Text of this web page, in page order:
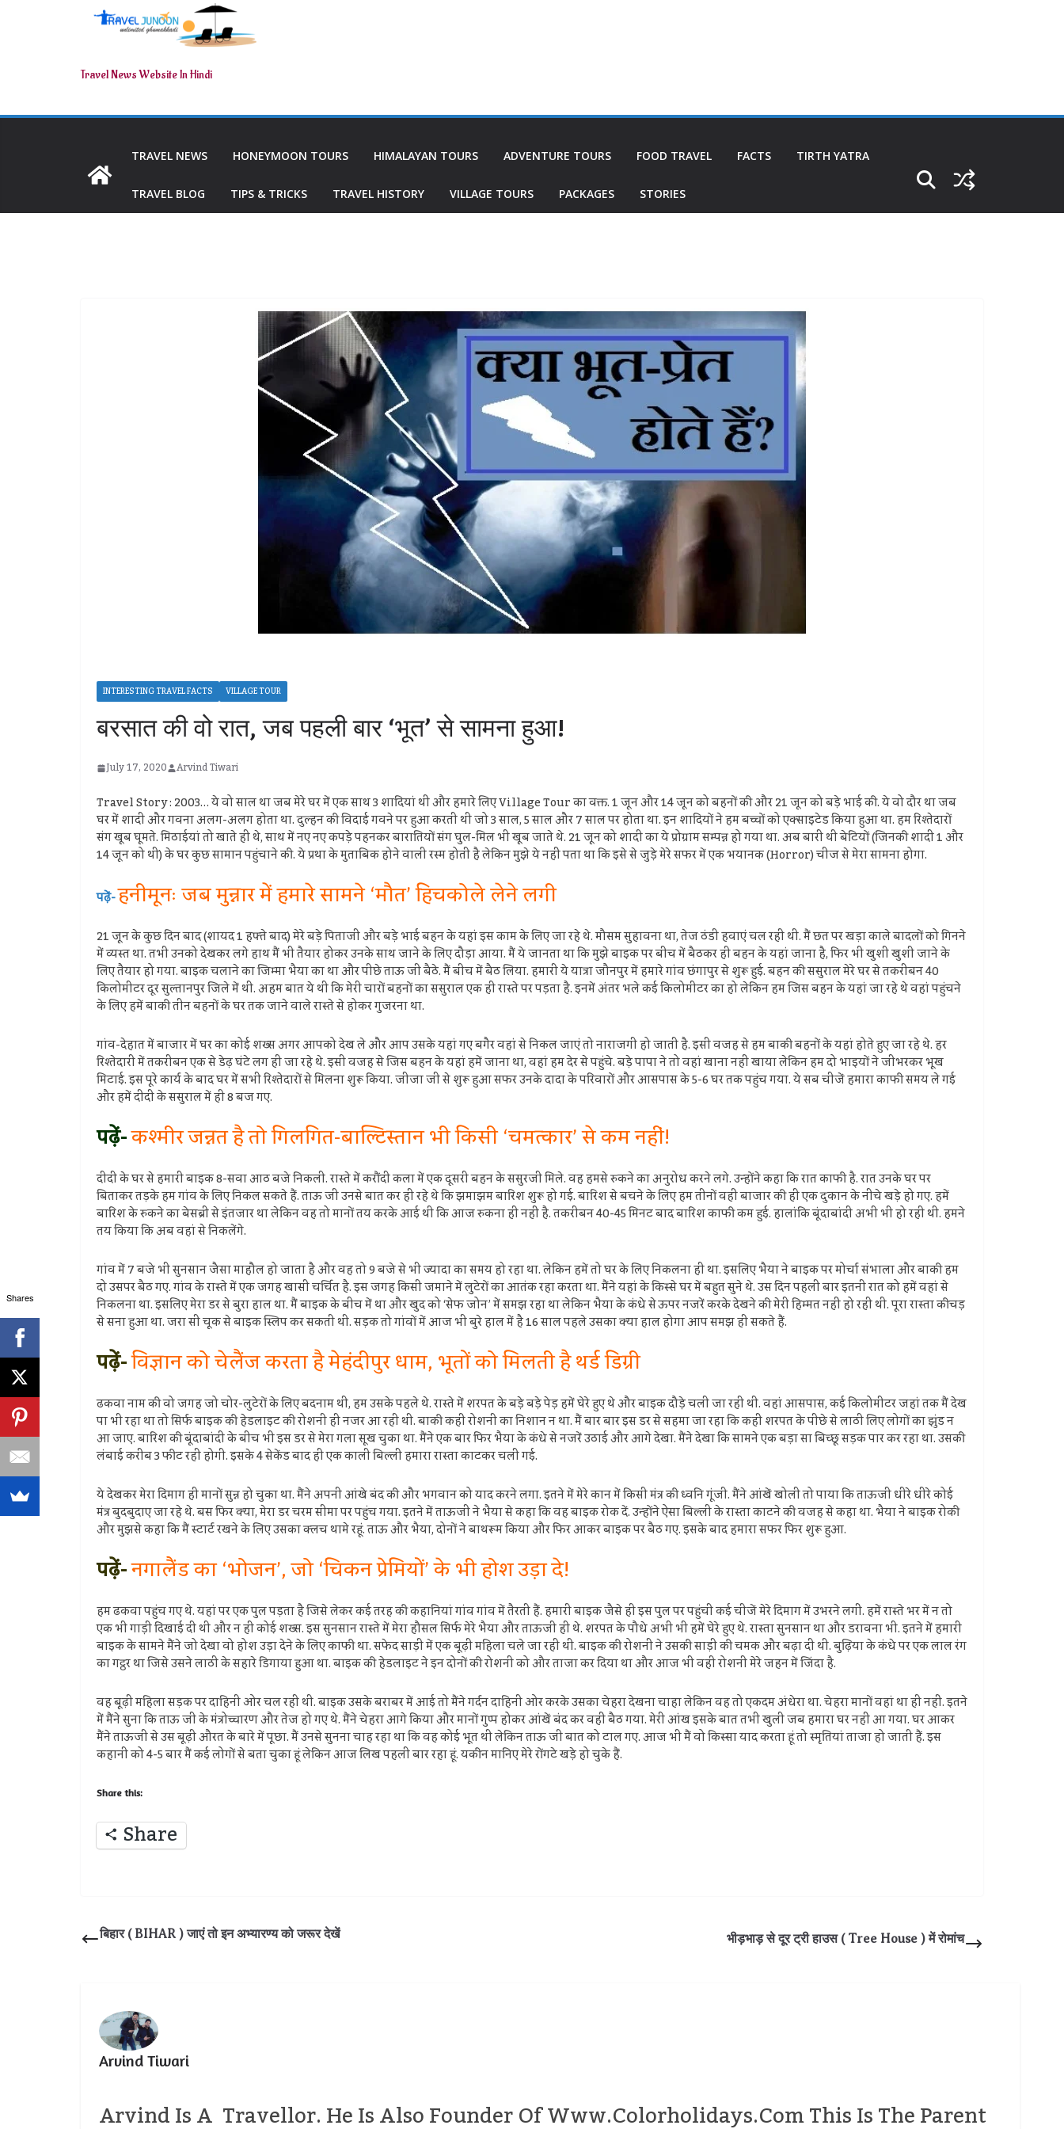
Travel News Website In Hindi
TRAVEL NEWS HONEYMOON TOURS HIMALAYAN TOURS ADVENTURE TOURS FOOD TRAVEL FACTS TIRTH YATRA
TRAVEL BLOG TIPS & TRICKS TRAVEL HISTORY VILLAGE TOURS PACKAGES STORIES
INTERESTING TRAVEL FACTS VILLAGE TOUR
बरसात की वो रात, जब पहली बार ‘भूत’ से सामना हुआ!
July 17, 2020 Arvind Tiwari
Travel Story : 2003… ये वो साल था जब मेरे घर में एक साथ 3 शादियां थीं और हमारे लिए Village Tour का वक्त. 1 जून और 14 जून को बहनों की और 21 जून को बड़े भाई की. ये वो दौर था जब
घर में शादी और गवना अलग-अलग होता था. दुल्हन की विदाई गवने पर हुआ करती थी जो 3 साल, 5 साल और 7 साल पर होता था. इन शादियों ने हम बच्चों को एक्साइटेड किया हुआ था. हम रिश्तेदारों
संग खूब घूमते. मिठाईयां तो खाते ही थे, साथ में नए नए कपड़े पहनकर बारातियों संग घुल-मिल भी खूब जाते थे. 21 जून को शादी का ये प्रोग्राम सम्पन्न हो गया था. अब बारी थी बेटियों (जिनकी शादी 1 और
14 जून को थी) के घर कुछ सामान पहुंचाने की. ये प्रथा के मुताबिक होने वाली रस्म होती है लेकिन मुझे ये नहीं पता था कि इसे से जुड़े मेरे सफर में एक भयानक (Horror) चीज से मेरा सामना होगा.
पढ़ें-हनीमूनः जब मुन्नार में हमारे सामने ‘मौत’ हिचकोले लेने लगी
21 जून के कुछ दिन बाद (शायद 1 हफ्ते बाद) मेरे बड़े पिताजी और बड़े भाई बहन के यहां इस काम के लिए जा रहे थे. मौसम सुहावना था, तेज ठंडी हवाएं चल रही थी. मैं छत पर खड़ा काले बादलों को गिनने
में व्यस्त था. तभी उनको देखकर लगे हाथ मैं भी तैयार होकर उनके साथ जाने के लिए दौड़ा आया. मैं ये जानता था कि मुझे बाइक पर बीच में बैठकर ही बहन के यहां जाना है, फिर भी खुशी खुशी जाने के
लिए तैयार हो गया. बाइक चलाने का जिम्मा भैया का था और पीछे ताऊ जी बैठे. मैं बीच में बैठ लिया. हमारी ये यात्रा जौनपुर में हमारे गांव छंगापुर से शुरू हुई. बहन की ससुराल मेरे घर से तकरीबन 40
किलोमीटर दूर सुल्तानपुर जिले में थी. अहम बात ये थी कि मेरी चारों बहनों का ससुराल एक ही रास्ते पर पड़ता है. इनमें अंतर भले कई किलोमीटर का हो लेकिन हम जिस बहन के यहां जा रहे थे वहां पहुंचने
के लिए हमें बाकी तीन बहनों के घर तक जाने वाले रास्ते से होकर गुजरना था.
गांव-देहात में बाजार में घर का कोई शख्स अगर आपको देख ले और आप उसके यहां गए बगैर वहां से निकल जाएं तो नाराजगी हो जाती है. इसी वजह से हम बाकी बहनों के यहां होते हुए जा रहे थे. हर
रिश्तेदारी में तकरीबन एक से डेढ़ घंटे लग ही जा रहे थे. इसी वजह से जिस बहन के यहां हमें जाना था, वहां हम देर से पहुंचे. बड़े पापा ने तो वहां खाना नहीं खाया लेकिन हम दो भाइयों ने जीभरकर भूख
मिटाई. इस पूरे कार्य के बाद घर में सभी रिश्तेदारों से मिलना शुरू किया. जीजा जी से शुरू हुआ सफर उनके दादा के परिवारों और आसपास के 5-6 घर तक पहुंच गया. ये सब चीजें हमारा काफी समय ले गई
और हमें दीदी के ससुराल में ही 8 बज गए.
पढ़ें-कश्मीर जन्नत है तो गिलगित-बाल्टिस्तान भी किसी ‘चमत्कार’ से कम नहीं!
दीदी के घर से हमारी बाइक 8-सवा आठ बजे निकली. रास्ते में करौंदी कला में एक दूसरी बहन के ससुरजी मिले. वह हमसे रुकने का अनुरोध करने लगे. उन्होंने कहा कि रात काफी है. रात उनके घर पर
बिताकर तड़के हम गांव के लिए निकल सकते हैं. ताऊ जी उनसे बात कर ही रहे थे कि झमाझम बारिश शुरू हो गई. बारिश से बचने के लिए हम तीनों वहीं बाजार की ही एक दुकान के नीचे खड़े हो गए. हमें
बारिश के रुकने का बेसब्री से इंतजार था लेकिन वह तो मानों तय करके आई थी कि आज रुकना ही नहीं है. तकरीबन 40-45 मिनट बाद बारिश काफी कम हुई. हालांकि बूंदाबांदी अभी भी हो रही थी. हमने
तय किया कि अब वहां से निकलेंगे.
गांव में 7 बजे भी सुनसान जैसा माहौल हो जाता है और वह तो 9 बजे से भी ज्यादा का समय हो रहा था. लेकिन हमें तो घर के लिए निकलना ही था. इसलिए भैया ने बाइक पर मोर्चा संभाला और बाकी हम
दो उसपर बैठ गए. गांव के रास्ते में एक जगह खासी चर्चित है. इस जगह किसी जमाने में लुटेरों का आतंक रहा करता था. मैंने यहां के किस्से घर में बहुत सुने थे. उस दिन पहली बार इतनी रात को हमें वहां से
निकलना था. इसलिए मेरा डर से बुरा हाल था. मैं बाइक के बीच में था और खुद को ‘सेफ जोन’ में समझ रहा था लेकिन भैया के कंधे से ऊपर नजरें करके देखने की मेरी हिम्मत नहीं हो रही थी. पूरा रास्ता कीचड़
से सना हुआ था. जरा सी चूक से बाइक स्लिप कर सकती थी. सड़क तो गांवों में आज भी बुरे हाल में है 16 साल पहले उसका क्या हाल होगा आप समझ ही सकते हैं.
पढ़ें-विज्ञान को चेलैंज करता है मेहंदीपुर धाम, भूतों को मिलती है थर्ड डिग्री
ढकवा नाम की वो जगह जो चोर-लुटेरों के लिए बदनाम थी, हम उसके पहले थे. रास्ते में शरपत के बड़े बड़े पेड़ हमें घेरे हुए थे और बाइक दौड़े चली जा रही थी. वहां आसपास, कई किलोमीटर जहां तक मैं देख
पा भी रहा था तो सिर्फ बाइक की हेडलाइट की रोशनी ही नजर आ रही थी. बाकी कहीं रोशनी का निशान न था. मैं बार बार इस डर से सहमा जा रहा कि कहीं शरपत के पीछे से लाठी लिए लोगों का झुंड न
आ जाए. बारिश की बूंदाबांदी के बीच भी इस डर से मेरा गला सूख चुका था. मैंने एक बार फिर भैया के कंधे से नजरें उठाई और आगे देखा. मैंने देखा कि सामने एक बड़ा सा बिच्छू सड़क पार कर रहा था. उसकी
लंबाई करीब 3 फीट रही होगी. इसके 4 सेकेंड बाद ही एक काली बिल्ली हमारा रास्ता काटकर चली गई.
ये देखकर मेरा दिमाग ही मानों सुन्न हो चुका था. मैंने अपनी आंखे बंद की और भगवान को याद करने लगा. इतने में मेरे कान में किसी मंत्र की ध्वनि गूंजी. मैंने आंखें खोली तो पाया कि ताऊजी धीरे धीरे कोई
मंत्र बुदबुदाए जा रहे थे. बस फिर क्या, मेरा डर चरम सीमा पर पहुंच गया. इतने में ताऊजी ने भैया से कहा कि वह बाइक रोक दें. उन्होंने ऐसा बिल्ली के रास्ता काटने की वजह से कहा था. भैया ने बाइक रोकी
और मुझसे कहा कि मैं स्टार्ट रखने के लिए उसका क्लच थामे रहूं. ताऊ और भैया, दोनों ने बाथरूम किया और फिर आकर बाइक पर बैठ गए. इसके बाद हमारा सफर फिर शुरू हुआ.
पढ़ें-नगालैंड का ‘भोजन’, जो ‘चिकन प्रेमियों’ के भी होश उड़ा दे!
हम ढकवा पहुंच गए थे. यहां पर एक पुल पड़ता है जिसे लेकर कई तरह की कहानियां गांव गांव में तैरती हैं. हमारी बाइक जैसे ही इस पुल पर पहुंची कई चीजें मेरे दिमाग में उभरने लगीं. हमें रास्ते भर में न तो
एक भी गाड़ी दिखाई दी थी और न ही कोई शख्स. इस सुनसान रास्ते में मेरा हौसल सिर्फ मेरे भैया और ताऊजी ही थे. शरपत के पौधे अभी भी हमें घेरे हुए थे. रास्ता सुनसान था और डरावना भी. इतने में हमारी
बाइक के सामने मैंने जो देखा वो होश उड़ा देने के लिए काफी था. सफेद साड़ी में एक बूढ़ी महिला चले जा रही थी. बाइक की रोशनी ने उसकी साड़ी की चमक और बढ़ा दी थी. बुढ़िया के कंधे पर एक लाल रंग
का गट्ठर था जिसे उसने लाठी के सहारे डिगाया हुआ था. बाइक की हेडलाइट ने इन दोनों की रोशनी को और ताजा कर दिया था और आज भी वही रोशनी मेरे जहन में जिंदा है.
वह बूढ़ी महिला सड़क पर दाहिनी ओर चल रही थी. बाइक उसके बराबर में आई तो मैंने गर्दन दाहिनी ओर करके उसका चेहरा देखना चाहा लेकिन वह तो एकदम अंधेरा था. चेहरा मानों वहां था ही नहीं. इतने
में मैंने सुना कि ताऊ जी के मंत्रोच्चारण और तेज हो गए थे. मैंने चेहरा आगे किया और मानों गुप्प होकर आंखें बंद कर वहीं बैठ गया. मेरी आंख इसके बात तभी खुली जब हमारा घर नहीं आ गया. घर आकर
मैंने ताऊजी से उस बूढ़ी औरत के बारे में पूछा. मैं उनसे सुनना चाह रहा था कि वह कोई भूत थी लेकिन ताऊ जी बात को टाल गए. आज भी मैं वो किस्सा याद करता हूं तो स्मृतियां ताजा हो जाती हैं. इस
कहानी को 4-5 बार मैं कई लोगों से बता चुका हूं लेकिन आज लिख पहली बार रहा हूं. यकीन मानिए मेरे रोंगटे खड़े हो चुके हैं.
Share this:
Share
बिहार ( BIHAR ) जाएं तो इन अभ्यारण्य को जरूर देखें भीड़भाड़ से दूर ट्री हाउस ( Tree House ) में रोमांच
Arvind Tiwari
Arvind Is A Travellor. He Is Also Founder Of Www.colorholidays.com This Is The Parent
Shares